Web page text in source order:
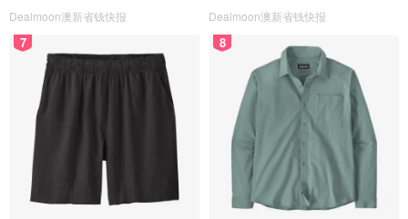
Dealmoon澳新省钱快报 Dealmoon澳新省钱快报
7 8